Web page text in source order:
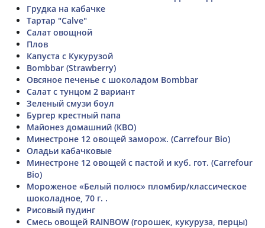
Грудка на кабачке
Тартар "Calve"
Салат овощной
Плов
Капуста с Кукурузой
Bombbar (Strawberry)
Овсяное печенье с шоколадом Bombbar
Салат с тунцом 2 вариант
Зеленый смузи боул
Бургер крестный папа
Майонез домашний (КВО)
Минестроне 12 овощей заморож. (Carrefour Bio)
Оладьи кабачковые
Минестроне 12 овощей с пастой и куб. гот. (Carrefour
Bio)
Мороженое «Белый полюс» пломбир/классическое
шоколадное, 70 г. .
Рисовый пудинг
Смесь овощей RAINBOW (горошек, кукуруза, перцы)